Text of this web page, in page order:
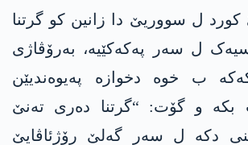
ل سووریێ دا زانین کو گرتنا
ل سەر پەکەکێیە، بەرۆڤاژی
ب خوە دخوازە پەیوەندیێن
بکە و گۆت: “گرتنا دەری تەنێ
دکە ل سەر گەلێ رۆژئاڤایێ